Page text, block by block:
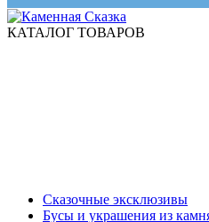
КАТАЛОГ ТОВАРОВ
Сказочные эксклюзивы
Бусы и украшения из